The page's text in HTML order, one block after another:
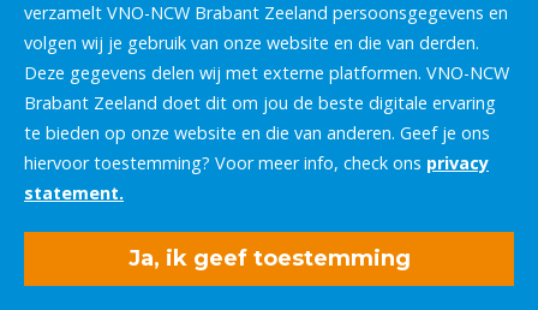
verzamelt VNO-NCW Brabant Zeeland persoonsgegevens en
volgen wij je gebruik van onze website en die van derden.
Deze gegevens delen wij met externe platformen. VNO-NCW
Brabant Zeeland doet dit om jou de beste digitale ervaring
te bieden op onze website en die van anderen. Geef je ons
hiervoor toestemming? Voor meer info, check ons privacy
statement.
Ja, ik geef toestemming